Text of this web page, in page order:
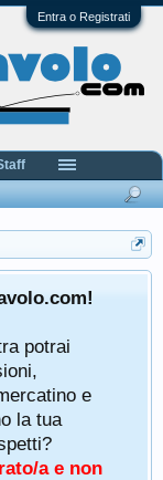
Entra o Registrati
potrai
e
la tua
a e non